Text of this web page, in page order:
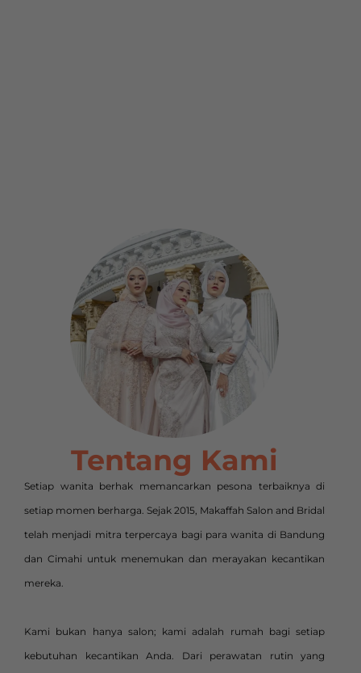
Tentang Kami
Setiap wanita berhak memancarkan pesona terbaiknya di
setiap momen berharga. Sejak 2015, Makaffah Salon and Bridal
telah menjadi mitra terpercaya bagi para wanita di Bandung
dan Cimahi untuk menemukan dan merayakan kecantikan
mereka.
Kami bukan hanya salon; kami adalah rumah bagi setiap
kebutuhan kecantikan Anda. Dari perawatan rutin yang